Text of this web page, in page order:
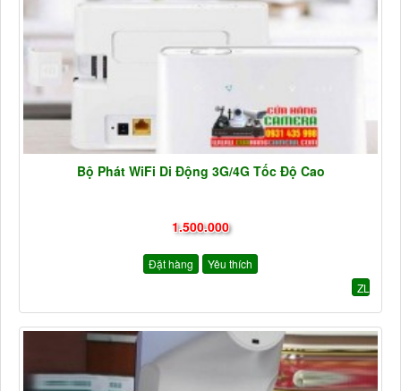
Bộ Phát WiFi Di Động 3G/4G Tốc Độ Cao
1.500.000
Đặt hàng
Yêu thích
ZL